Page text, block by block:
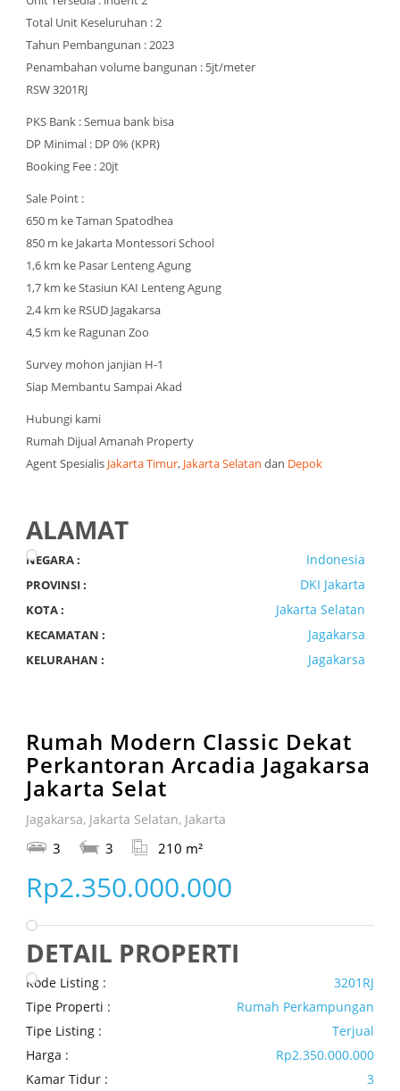
Total Unit Keseluruhan : 2
Tahun Pembangunan : 2023
Penambahan volume bangunan : 5jt/meter
RSW 3201RJ
PKS Bank : Semua bank bisa
DP Minimal : DP 0% (KPR)
Booking Fee : 20jt
Sale Point :
650 m ke Taman Spatodhea
850 m ke Jakarta Montessori School
1,6 km ke Pasar Lenteng Agung
1,7 km ke Stasiun KAI Lenteng Agung
2,4 km ke RSUD Jagakarsa
4,5 km ke Ragunan Zoo
Survey mohon janjian H-1
Siap Membantu Sampai Akad
Hubungi kami
Rumah Dijual Amanah Property
Agent Spesialis Jakarta Timur, Jakarta Selatan dan Depok
ALAMAT
NEGARA : Indonesia
PROVINSI : DKI Jakarta
KOTA : Jakarta Selatan
KECAMATAN : Jagakarsa
KELURAHAN : Jagakarsa
Rumah Modern Classic Dekat
Perkantoran Arcadia Jagakarsa
Jakarta Selat
Jagakarsa, Jakarta Selatan, Jakarta
3 3 210 m²
Rp2.350.000.000
DETAIL PROPERTI
Kode Listing :
3201RJ
Tipe Properti :
Rumah Perkampungan
Tipe Listing :
Terjual
Harga :
Rp2.350.000.000
Kamar Tidur :
3